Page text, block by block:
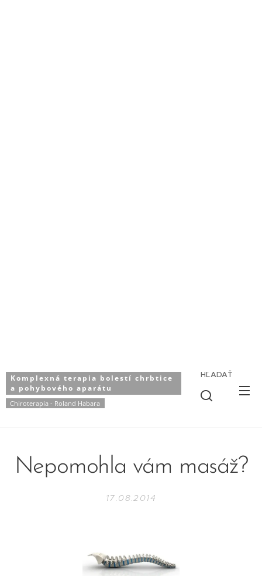
Komplexná terapia bolestí chrbtice
a pohybového aparátu
Chiroterapia - Roland Habara
HĽADAŤ
Nepomohla vám masáž?
17.08.2014